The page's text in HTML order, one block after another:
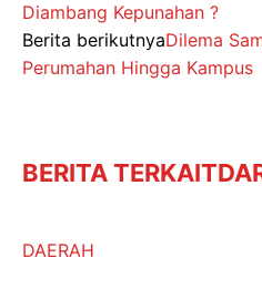
Diambang Kepunahan ?
Berita berikutnyaDilema
Perumahan Hingga Kampus
BERITA TERKAIT
DAERAH